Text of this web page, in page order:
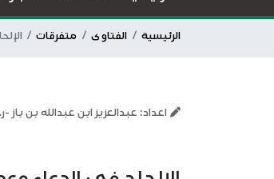
الرئيسية الفتاوى متفرقات
اعداد: عبدالعزيز ابن عبدالله بن باز